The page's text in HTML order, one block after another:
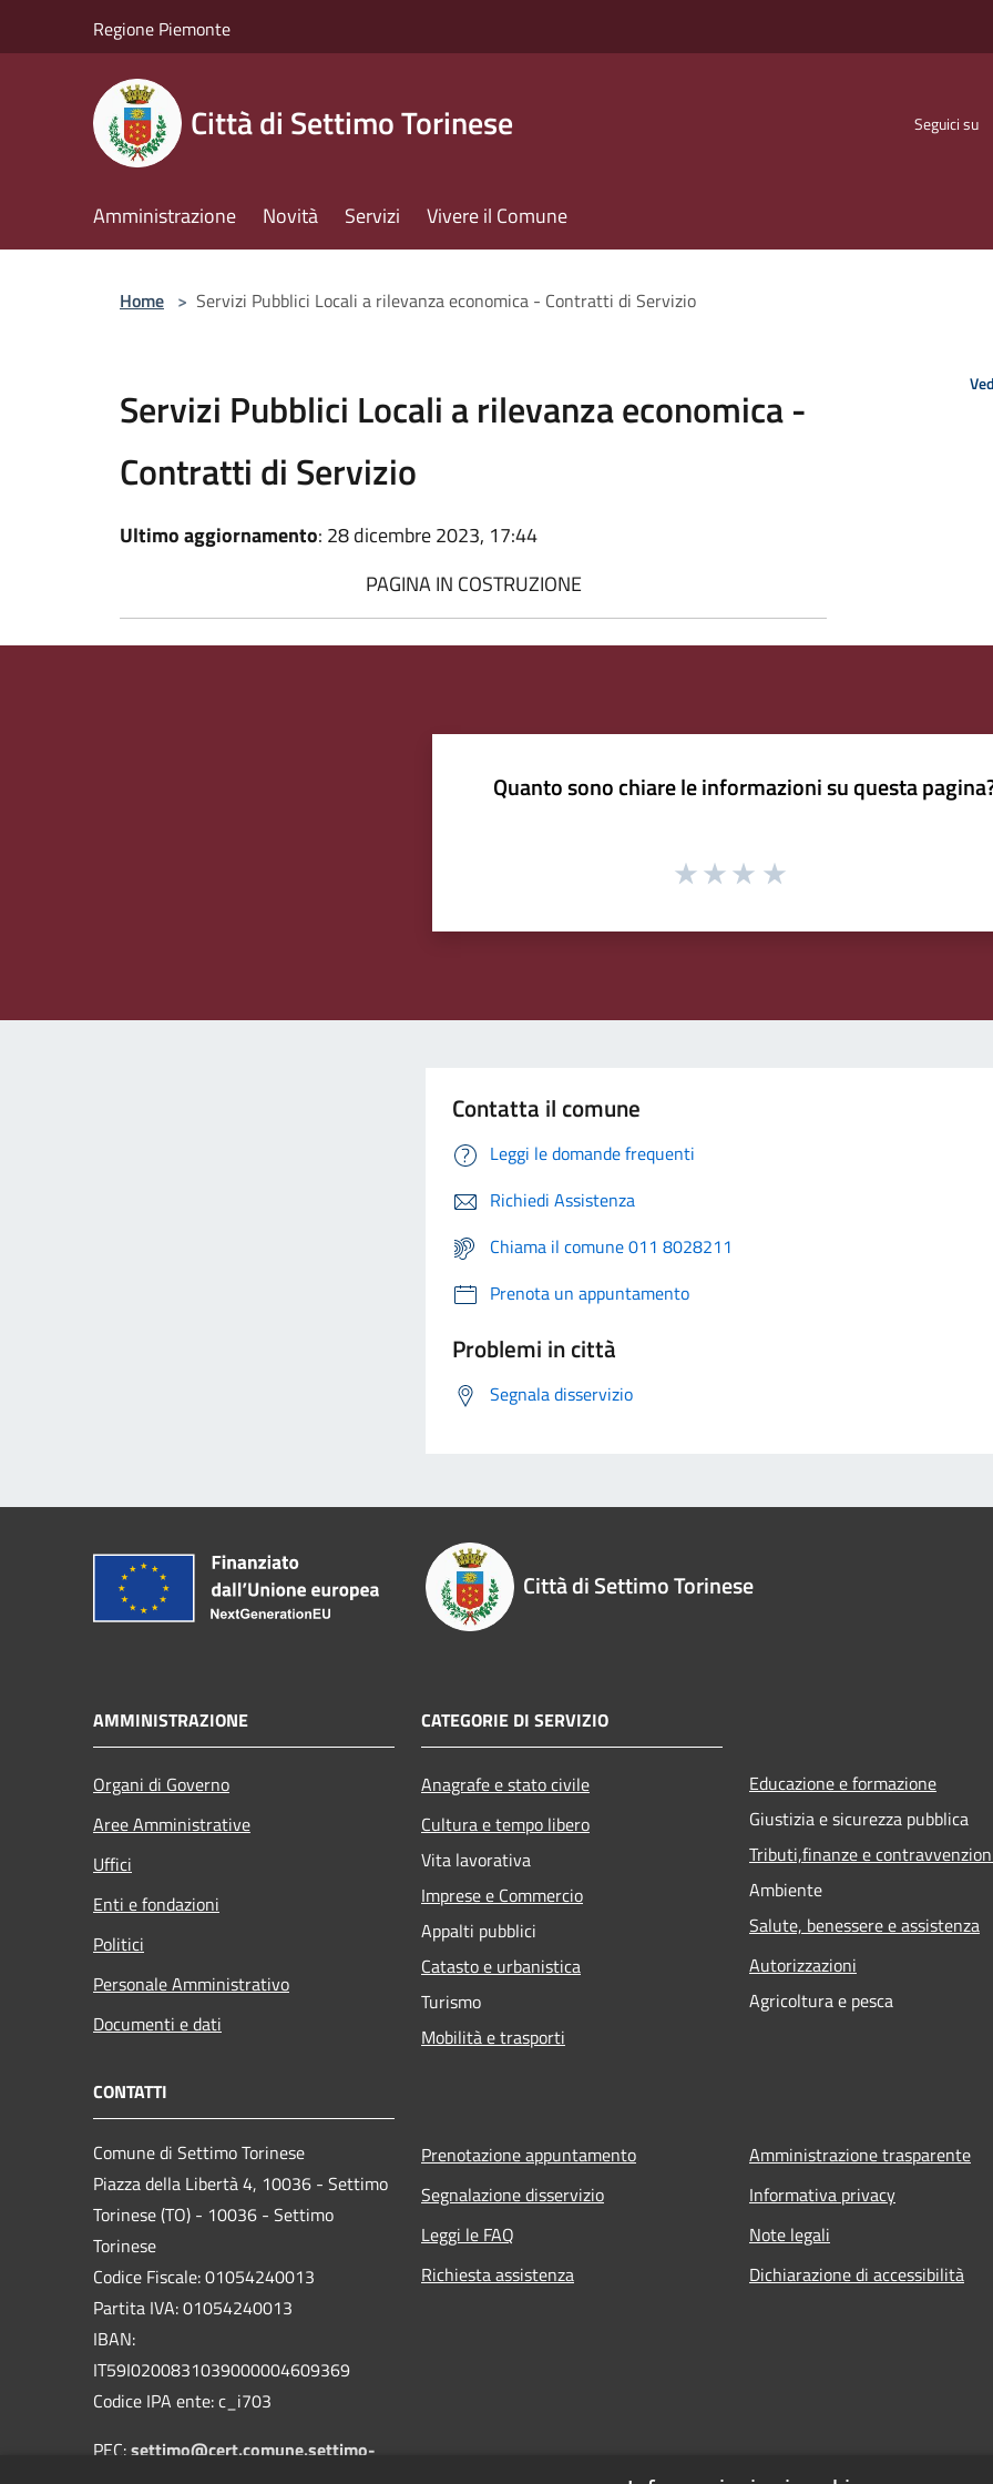
Regione Piemonte
Città di Settimo Torinese Seguici su
Amministrazione Novità Servizi Vivere il Comune
Home > Servizi Pubblici Locali a rilevanza economica - Contratti di Servizio
Servizi Pubblici Locali a rilevanza economica -
Contratti di Servizio
Ultimo aggiornamento: 28 dicembre 2023, 17:44
PAGINA IN COSTRUZIONE
Quanto sono chiare le informazioni su questa
Contatta il comune
Leggi le domande frequenti
Richiedi Assistenza
Chiama il comune 011 8028211
Prenota un appuntamento
Problemi in città
Segnala disservizio
Città di Settimo Torinese
AMMINISTRAZIONE
Organi di Governo
Aree Amministrative
Uffici
Enti e fondazioni
Politici
Personale Amministrativo
Documenti e dati
CATEGORIE DI SERVIZIO
Anagrafe e stato civile
Cultura e tempo libero
Vita lavorativa
Imprese e Commercio
Appalti pubblici
Catasto e urbanistica
Turismo
Mobilità e trasporti
Educazione e formazione
Giustizia e sicurezza pubblica
Tributi,finanze e
Ambiente
Salute, benessere e assistenza
Autorizzazioni
Agricoltura e pesca
CONTATTI
Comune di Settimo Torinese
Piazza della Libertà 4, 10036 - Settimo
Torinese (TO) - 10036 - Settimo
Torinese
Codice Fiscale: 01054240013
Partita IVA: 01054240013
IBAN:
IT59I0200831039000004609369
Codice IPA ente: c_i703
PEC:settimo@cert.comune.settimo-
Prenotazione appuntamento
Segnalazione disservizio
Leggi le FAQ
Richiesta assistenza
Amministrazione trasparente
Informativa privacy
Note legali
Dichiarazione di accessibilità